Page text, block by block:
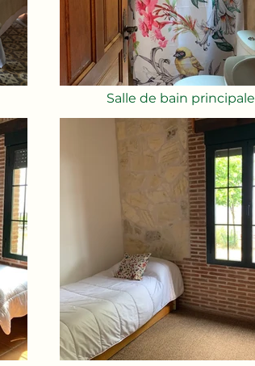
Salle de bain principale